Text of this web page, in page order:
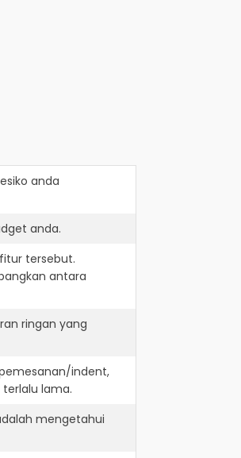
anda
anda.
tersebut.
antara
ringan yang
indent,
lama.
mengetahui